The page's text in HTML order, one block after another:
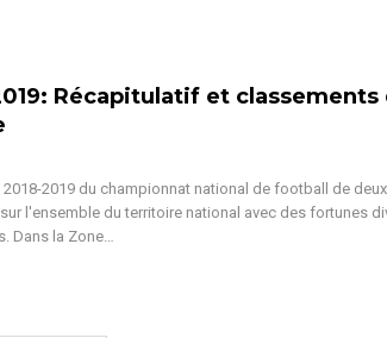
Récapitulatif et classements
2019 du championnat national de football de
l'ensemble du territoire national avec des fortunes
Dans la Zone…